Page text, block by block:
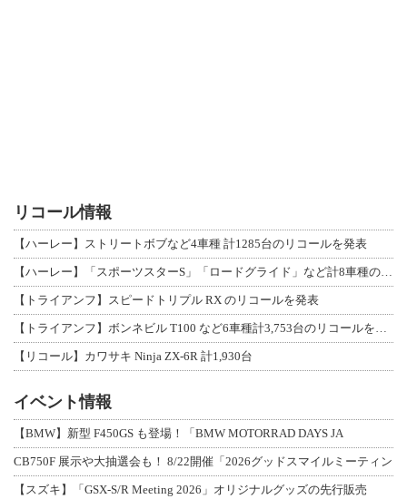
リコール情報
【ハーレー】ストリートボブなど4車種 計1285台のリコールを発表
【ハーレー】「スポーツスターS」「ロードグライド」など計8車種のリコールを発表
【トライアンフ】スピードトリプル RX のリコールを発表
【トライアンフ】ボンネビル T100 など6車種計3,753台のリコールを発表
【リコール】カワサキ Ninja ZX-6R 計1,930台
イベント情報
【BMW】新型 F450GS も登場！「BMW MOTORRAD DAYS JA
CB750F 展示や大抽選会も！ 8/22開催「2026グッドスマイルミーティン
【スズキ】「GSX-S/R Meeting 2026」オリジナルグッズの先行販売